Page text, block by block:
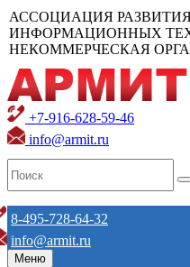
АССОЦИАЦИЯ
ИНФОРМАЦИОННЫХ
НЕКОММЕРЧЕСКАЯ
+7-916-628-59-46
info@armit.ru
8-495-728-64-32
info@armit.ru
Меню